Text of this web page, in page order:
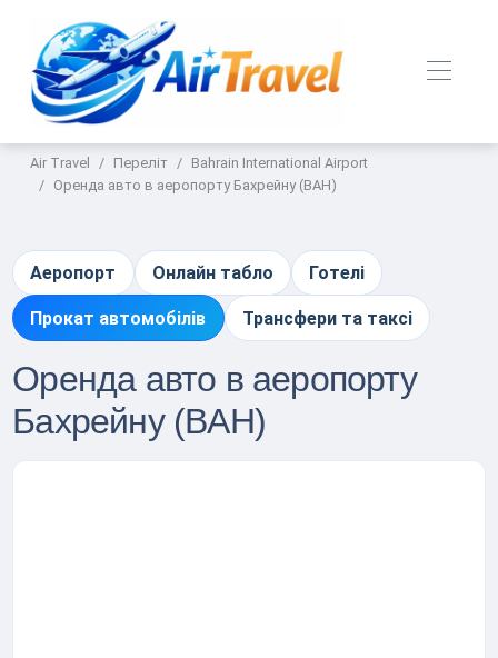
Air Travel Переліт
Bahrain International Airport
Оренда авто в аеропорту Бахрейну (BAH)
Аеропорт Онлайн табло Готелі
Прокат автомобілів Трансфери та таксі
Оренда авто в аеропорту
Бахрейну (BAH)